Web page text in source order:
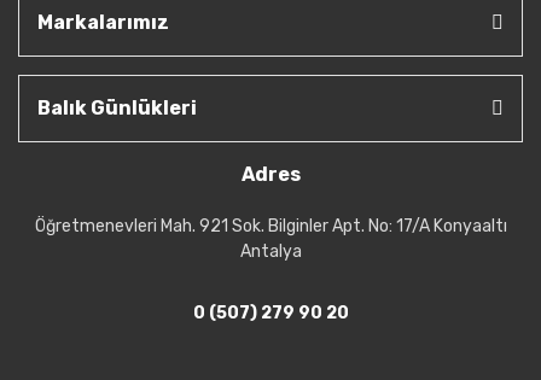
Markalarımız
Balık Günlükleri
Adres
Öğretmenevleri Mah. 921 Sok. Bilginler Apt. No: 17/A Konyaaltı
Antalya
0 (507) 279 90 20